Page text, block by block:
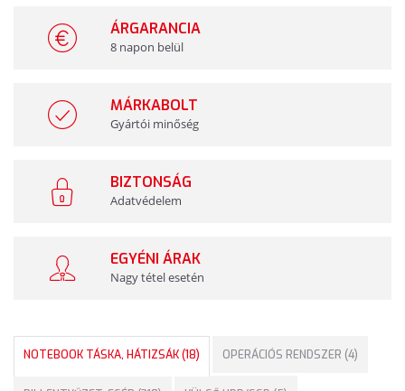
ÁRGARANCIA
8 napon belül
MÁRKABOLT
Gyártói minőség
BIZTONSÁG
Adatvédelem
EGYÉNI ÁRAK
Nagy tétel esetén
NOTEBOOK TÁSKA, HÁTIZSÁK (18) OPERÁCIÓS RENDSZER (4)